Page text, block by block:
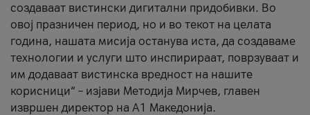
создаваат вистински дигитални придобивки. Во
овој празничен период, но и во текот на целата
година, нашата мисија останува иста, да создаваме
технологии и услуги што инспирираат, поврзуваат и
им додаваат вистинска вредност на нашите
корисници“ – изјави Методија Мирчев, главен
извршен директор на А1 Македонија.